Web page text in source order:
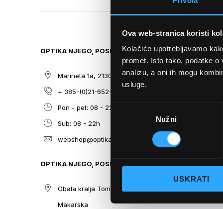
Ova web-stranica koristi
Kolačiće upotrebljavamo
promet. Isto tako, podatke
analizu, a oni ih mogu
usluge.
Odabir
Nužni
USKRATI
THE
THE
GALLERY
OPTIKA NJEGO, POSLOVNICA 1
Marineta 1a, 21300 Makarska
+ 385-(0)21-652-102
Pon - pet: 08 - 22h,
Sub: 08 - 22h
webshop@optikanjego.hr
OPTIKA NJEGO, POSLOVNICA 2
Obala kralja Tomislava 14, 21300
Makarska
SITEMAP
O nama
Optika